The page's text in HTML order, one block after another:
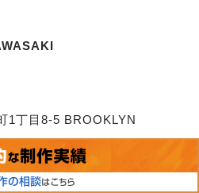
1丁目8-5 BROOKLYN